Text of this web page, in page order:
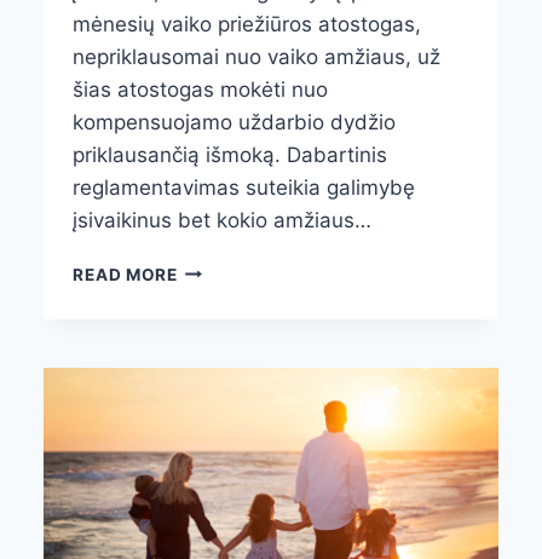
mėnesių vaiko priežiūros atostogas,
nepriklausomai nuo vaiko amžiaus, už
šias atostogas mokėti nuo
kompensuojamo uždarbio dydžio
priklausančią išmoką. Dabartinis
reglamentavimas suteikia galimybę
įsivaikinus bet kokio amžiaus…
READ MOREĮTĖVIAI